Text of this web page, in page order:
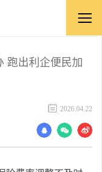
跑出利企便民加
2026.04.22